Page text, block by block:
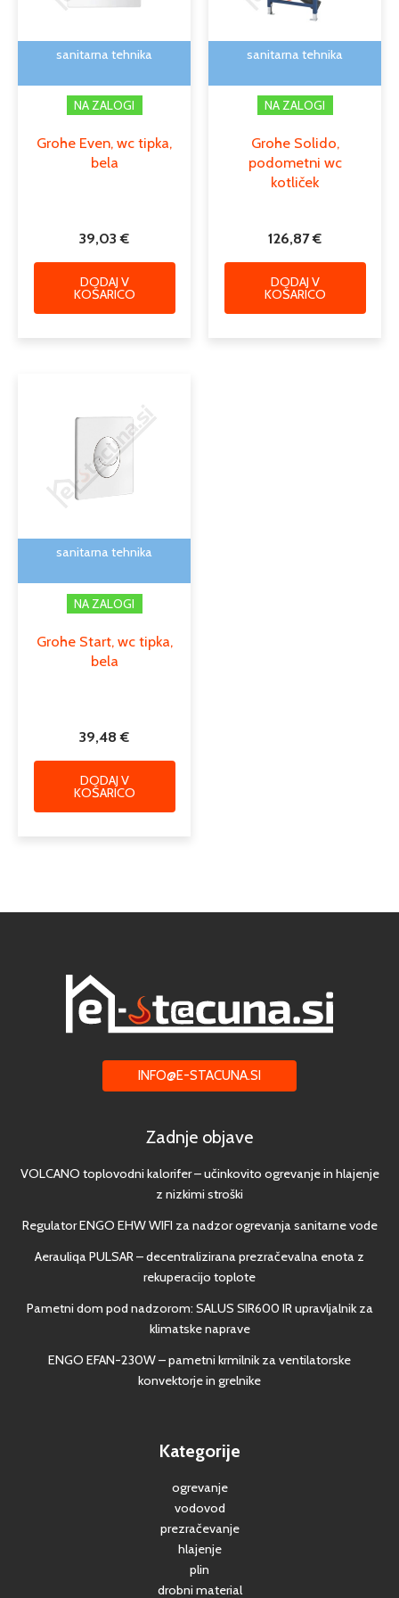
sanitarna tehnika
NA ZALOGI
Grohe Even, wc tipka,
bela
39,03€
DODAJ V
KOŠARICO
sanitarna tehnika
NA ZALOGI
Grohe Solido,
podometni wc
kotliček
126,87€
DODAJ V
KOŠARICO
sanitarna tehnika
NA ZALOGI
Grohe Start, wc tipka,
bela
39,48€
DODAJ V
KOŠARICO
INFO@E-STACUNA.SI
Zadnje objave
VOLCANO toplovodni kalorifer – učinkovito ogrevanje in hlajenje
z nizkimi stroški
Regulator ENGO EHW WIFI za nadzor ogrevanja sanitarne vode
Aerauliqa PULSAR – decentralizirana prezračevalna enota z
rekuperacijo toplote
Pametni dom pod nadzorom: SALUS SIR600 IR upravljalnik za
klimatske naprave
ENGO EFAN-230W – pametni krmilnik za ventilatorske
konvektorje in grelnike
Kategorije
ogrevanje
vodovod
prezračevanje
hlajenje
plin
drobni material